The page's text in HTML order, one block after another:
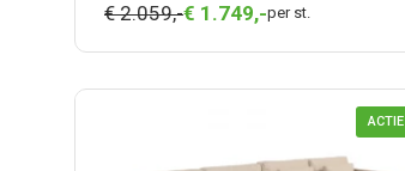
€ 2.059,-€ 1.749,-per st.
ACTIE